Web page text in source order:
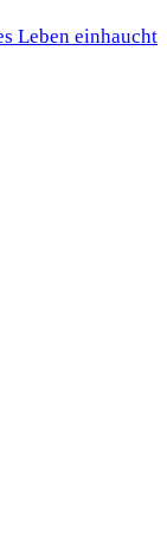
Leben einhaucht